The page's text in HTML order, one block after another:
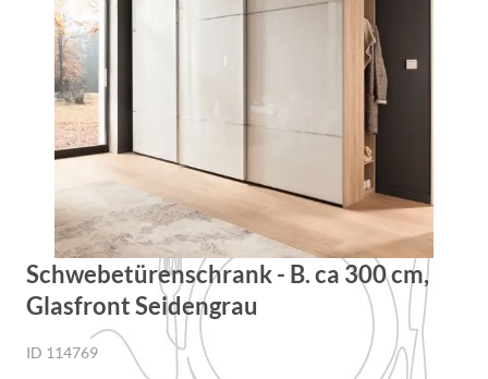
Schwebetürenschrank - B. ca 300 cm,
Glasfront Seidengrau
ID 114769